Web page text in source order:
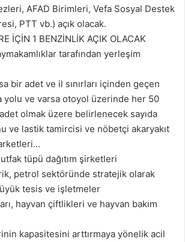
AFAD Birimleri, Vefa Sosyal Destek
PTT vb.) açık olacak.
İÇİN 1 BENZİNLİK AÇIK OLACAK
tarafından yerleşim
bir adet ve il sınırları içinden geçen
yolu ve varsa otoyol üzerinde her 50
olmak üzere belirlenecek sayıda
ve lastik tamircisi ve nöbetçi akaryakıt
tüpü dağıtım şirketleri
petrol sektöründe stratejik olarak
tesis ve işletmeler
hayvan çiftlikleri ve hayvan bakım
kapasitesini arttırmaya yönelik acil